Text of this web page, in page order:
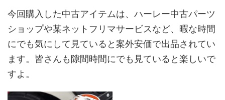
今回購入した中古アイテムは、ハーレー中古パーツ
ショップや某ネットフリマサービスなど、暇な時間
にでも気にして見ていると案外安価で出品されてい
ます。皆さんも隙間時間にでも見ていると楽しいで
すよ。